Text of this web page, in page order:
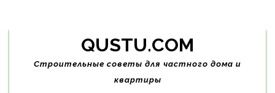
Skip
content
QUSTU.COM
Строительные советы для частного дома и
квартиры